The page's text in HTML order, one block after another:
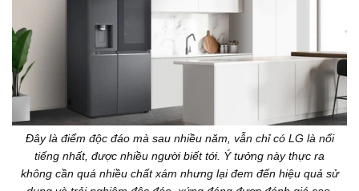
Đây là điểm độc đáo mà sau nhiều năm, vẫn chỉ có LG là nổi
tiếng nhất, được nhiều người biết tới. Ý tưởng này thực ra
không cần quá nhiều chất xám nhưng lại đem đến hiệu quả sử